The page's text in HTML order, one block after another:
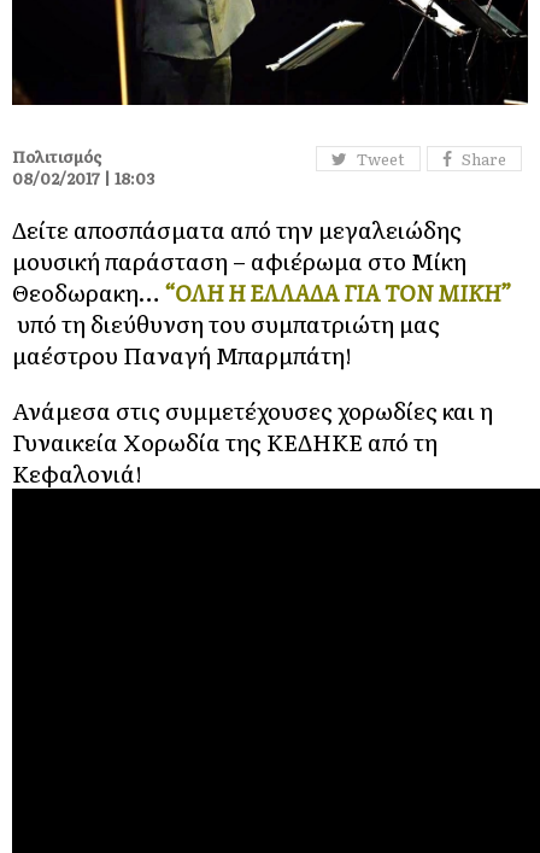
Tweet Share
Πολιτισμός
08/02/2017 | 18:03
Δείτε αποσπάσματα από την μεγαλειώδης
μουσική παράσταση – αφιέρωμα στο Μίκη
Θεοδωρακη… “ΟΛΗ Η ΕΛΛΑΔΑ ΓΙΑ ΤΟΝ ΜΙΚΗ”
υπό τη διεύθυνση του συμπατριώτη μας
μαέστρου Παναγή Μπαρμπάτη!
Ανάμεσα στις συμμετέχουσες χορωδίες και η
Γυναικεία Χορωδία της ΚΕΔΗΚΕ από τη
Κεφαλονιά!